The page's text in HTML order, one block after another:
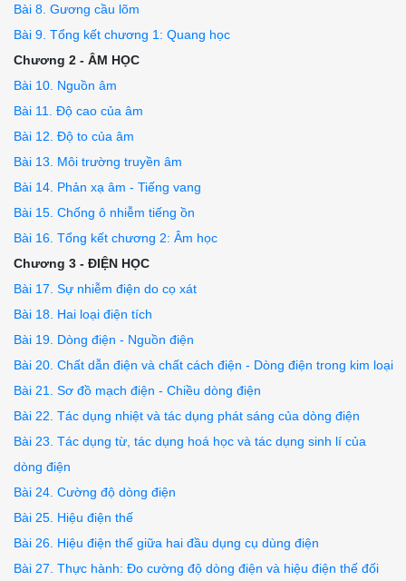
Bài 8. Gương cầu lõm
Bài 9. Tổng kết chương 1: Quang học
Chương 2 - ÂM HỌC
Bài 10. Nguồn âm
Bài 11. Độ cao của âm
Bài 12. Độ to của âm
Bài 13. Môi trường truyền âm
Bài 14. Phản xạ âm - Tiếng vang
Bài 15. Chống ô nhiễm tiếng ồn
Bài 16. Tổng kết chương 2: Âm học
Chương 3 - ĐIỆN HỌC
Bài 17. Sự nhiễm điện do cọ xát
Bài 18. Hai loại điện tích
Bài 19. Dòng điện - Nguồn điện
Bài 20. Chất dẫn điện và chất cách điện - Dòng điện trong kim loại
Bài 21. Sơ đồ mạch điện - Chiều dòng điện
Bài 22. Tác dụng nhiệt và tác dụng phát sáng của dòng điện
Bài 23. Tác dụng từ, tác dụng hoá học và tác dụng sinh lí của
dòng điện
Bài 24. Cường độ dòng điện
Bài 25. Hiệu điện thế
Bài 26. Hiệu điện thế giữa hai đầu dụng cụ dùng điện
Bài 27. Thực hành: Đo cường độ dòng điện và hiệu điện thế đối